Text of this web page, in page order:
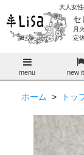
大人女
セ
月
定
menu new
ホーム > トッ